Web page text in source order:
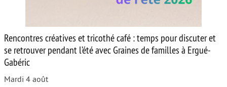
Rencontres créatives et tricothé café : temps pour discuter et
se retrouver pendant l’été avec Graines de familles à Ergué-
Gabéric
Mardi 4 août